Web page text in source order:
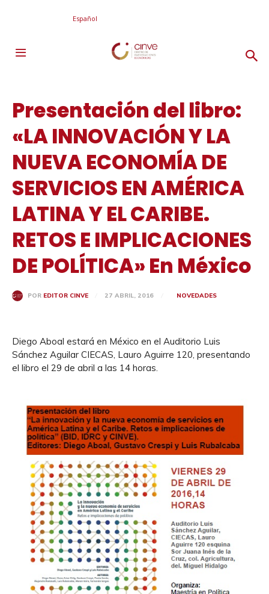
Español
Presentación del libro:
«LA INNOVACIÓN Y LA
NUEVA ECONOMÍA DE
SERVICIOS EN AMÉRICA
LATINA Y EL CARIBE.
RETOS E IMPLICACIONES
DE POLÍTICA» En México
POR EDITOR CINVE 27 ABRIL, 2016 NOVEDADES
Diego Aboal estará en México en el Auditorio Luis
Sánchez Aguilar CIECAS, Lauro Aguirre 120, presentando
el libro el 29 de abril a las 14 horas.